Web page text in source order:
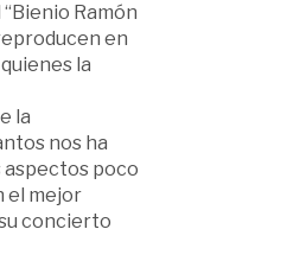
Ramón
en
la
la
nos ha
aspectos poco
el mejor
concierto